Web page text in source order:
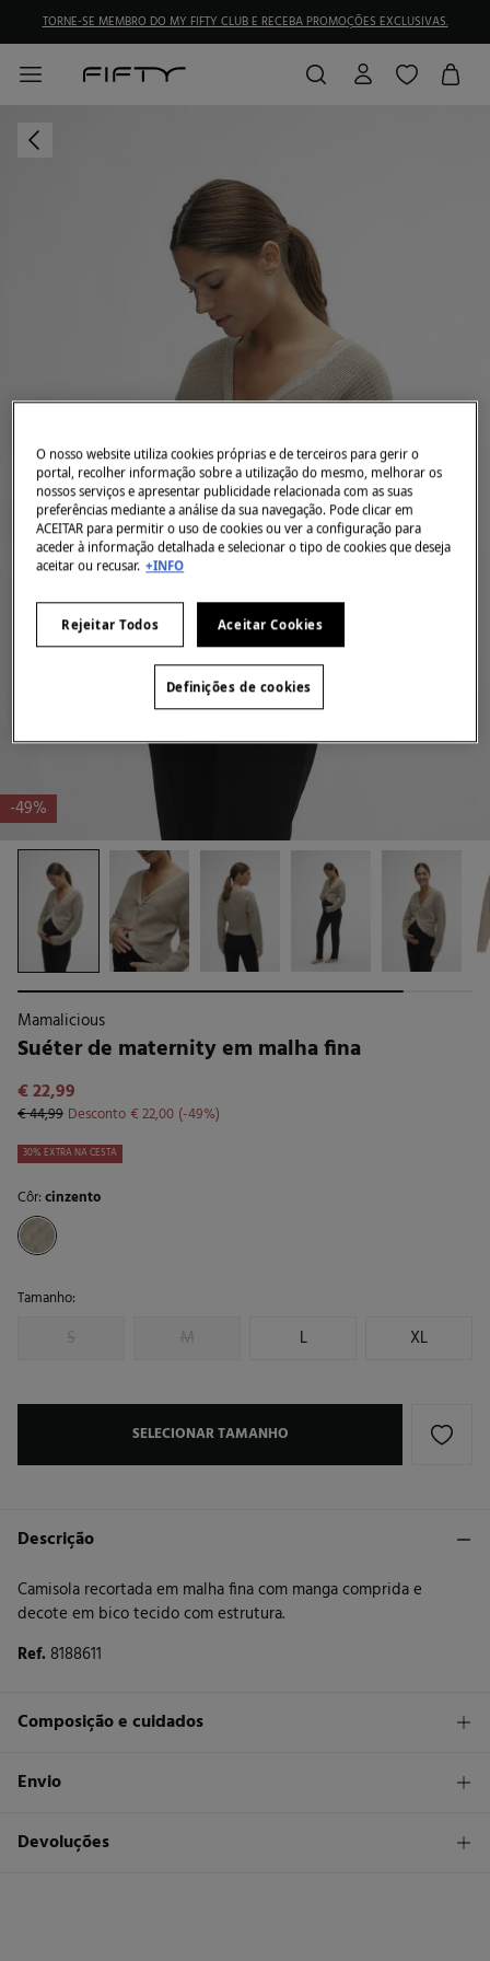
TORNE-SE MEMBRO DO MY FIFTY CLUB E RECEBA PROMOÇÕES EXCLUSIVAS.
-49%
Mamalicious
Suéter de maternity em malha fina
€ 22,99
€ 44,99 Desconto€ 22,00 49
30% EXTRA NA CESTA
Côr:cinzento
Tamanho:
S M L XL
SELECIONAR TAMANHO
Descrição
Camisola recortada em malha fina com manga comprida e
decote em bico tecido com estrutura.
Ref. 8188611
Composição e cuidados
Composição
Cuidados
Envio
STANDARD
Devoluções
O nosso website utiliza cookies próprias e de terceiros para gerir o
portal, recolher informação sobre a utilização do mesmo, melhorar os
nossos serviços e apresentar publicidade relacionada com as suas
preferências mediante a análise da sua navegação. Pode clicar em
ACEITAR para permitir o uso de cookies ou ver a configuração para
aceder à informação detalhada e selecionar o tipo de cookies que deseja
aceitar ou recusar. +INFO
Rejeitar Todos Aceitar Cookies
Definições de cookies